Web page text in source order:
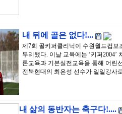
내 뒤에 골은 없다!...
제7회 골키퍼클리닉이 수원월드컵
무리됐다. 이날 교육에는 ‘키퍼
론교육과 기본실전교육을 통해 어린
전북현대의 최은성 선수가 일일강사
내 삶의 동반자는 축구다!....